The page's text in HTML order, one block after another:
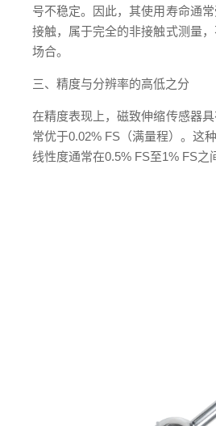
号不稳定。因此，其使用寿命通
接触，属于完全的非接触式测量
场合。
三、精度与分辨率的高低之分
在精度表现上，磁致伸缩传感器
常优于0.02% FS（满量程）。这
线性度通常在0.5% FS至1% FS